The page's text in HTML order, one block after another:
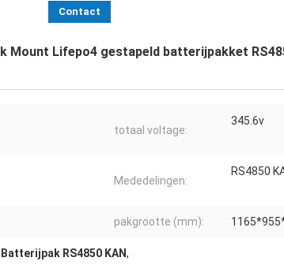
Contact
Mount Lifepo4 gestapeld batterijpakket
totaal voltage:
345.6v
Mededelingen:
RS4850
pakgrootte (mm):
RS4850 KAN,